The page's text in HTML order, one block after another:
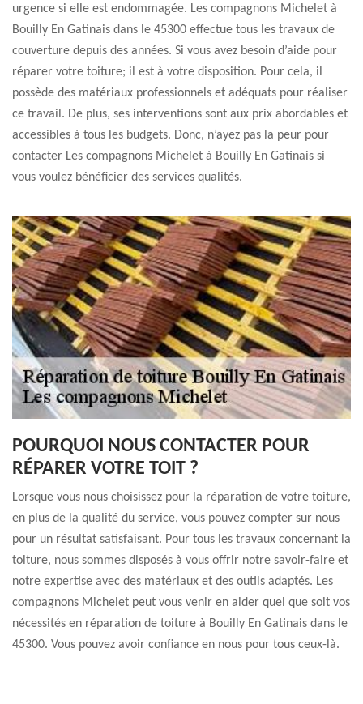
urgence si elle est endommagée. Les compagnons Michelet à
Bouilly En Gatinais dans le 45300 effectue tous les travaux de
couverture depuis des années. Si vous avez besoin d’aide pour
réparer votre toiture; il est à votre disposition. Pour cela, il
possède des matériaux professionnels et adéquats pour réaliser
ce travail. De plus, ses interventions sont aux prix abordables et
accessibles à tous les budgets. Donc, n’ayez pas la peur pour
contacter Les compagnons Michelet à Bouilly En Gatinais si
vous voulez bénéficier des services qualités.
POURQUOI NOUS CONTACTER POUR
RÉPARER VOTRE TOIT ?
Lorsque vous nous choisissez pour la réparation de votre toiture,
en plus de la qualité du service, vous pouvez compter sur nous
pour un résultat satisfaisant. Pour tous les travaux concernant la
toiture, nous sommes disposés à vous offrir notre savoir-faire et
notre expertise avec des matériaux et des outils adaptés. Les
compagnons Michelet peut vous venir en aider quel que soit vos
nécessités en réparation de toiture à Bouilly En Gatinais dans le
45300. Vous pouvez avoir confiance en nous pour tous ceux-là.